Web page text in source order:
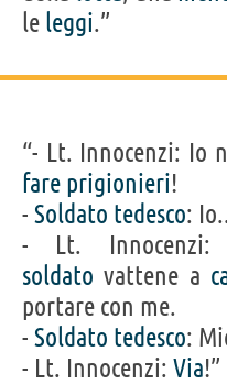
le leggi.”
“- Lt. Innocenzi: Io
fare prigionieri!
- Soldato tedesco:
- Lt.
soldato vattene a
portare con me.
- Soldato tedesco:
- Lt. Innocenzi: Via!”